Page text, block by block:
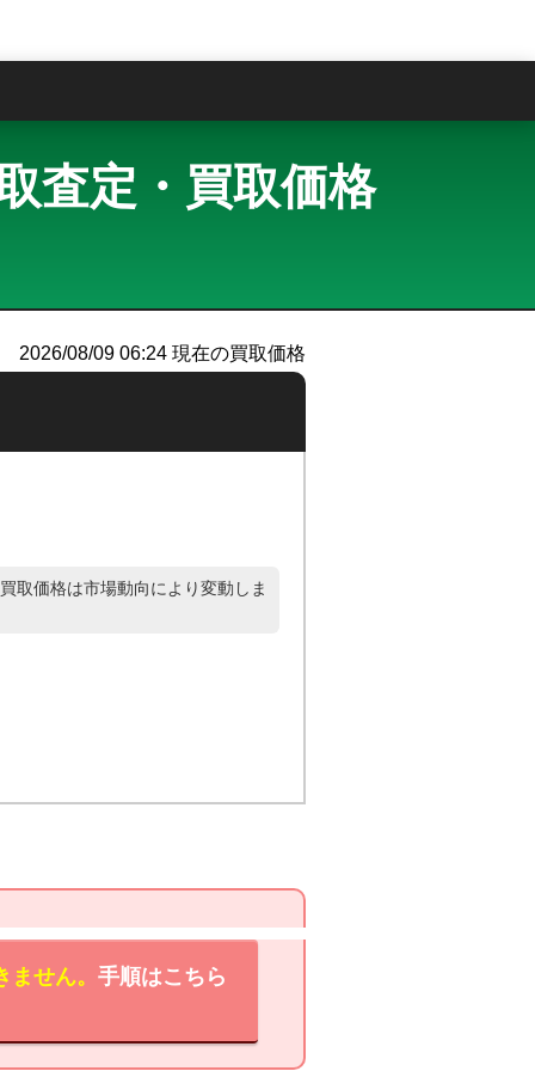
査定・買取価格
2026/08/09 06:24 現在の買取価格
取価格は市場動向により変動しま
せん。 手順はこちら